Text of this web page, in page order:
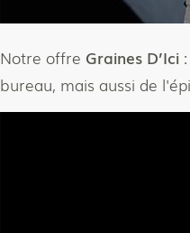
Notre offre Graines D’Ici
bureau, mais aussi de